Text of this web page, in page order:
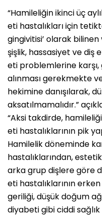
“Hamileliğin ikinci üç
eti hastalıkları için
gingivitisi’ olarak bilinen
şişlik, hassasiyet ve diş
eti problemlerine
alınması gerekmekte
hekimine danışılarak,
aksatılmamalıdır.”
“Aksi takdirde,
eti hastalıklarının pik
Hamilelik döneminde
hastalıklarından,
arka grup dişlere göre
eti hastalıklarının
geriliği, düşük doğum
diyabeti gibi ciddi